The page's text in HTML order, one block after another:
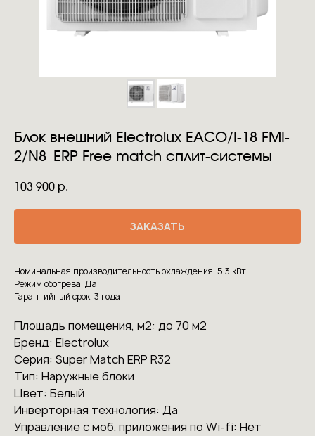
Блок внешний Electrolux EACO/I-18 FMI-
2/N8_ERP Free match сплит-системы
103 900 р.
ЗАКАЗАТЬ
Номинальная производительность охлаждения: 5.3 кВт
Режим обогрева: Да
Гарантийный срок: 3 года
Площадь помещения, м2: до 70 м2
Бренд: Electrolux
Серия: Super Match ERP R32
Тип: Наружные блоки
Цвет: Белый
Инверторная технология: Да
Управление с моб. приложения по Wi-fi: Нет